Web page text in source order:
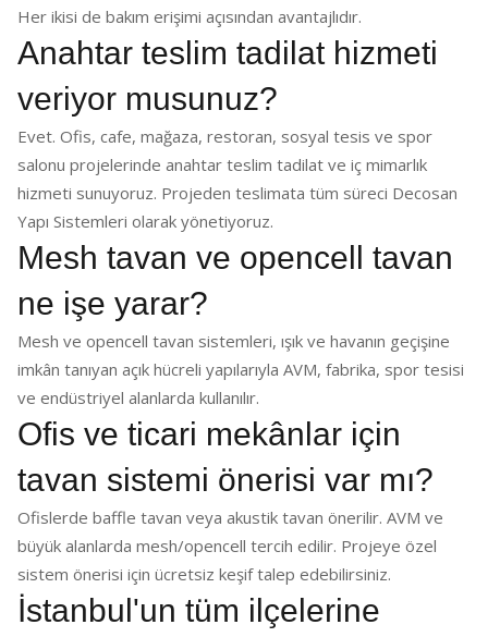
Her ikisi de bakım erişimi açısından avantajlıdır.
Anahtar teslim tadilat hizmeti
veriyor musunuz?
Evet. Ofis, cafe, mağaza, restoran, sosyal tesis ve spor
salonu projelerinde anahtar teslim tadilat ve iç mimarlık
hizmeti sunuyoruz. Projeden teslimata tüm süreci Decosan
Yapı Sistemleri olarak yönetiyoruz.
Mesh tavan ve opencell tavan
ne işe yarar?
Mesh ve opencell tavan sistemleri, ışık ve havanın geçişine
imkân tanıyan açık hücreli yapılarıyla AVM, fabrika, spor tesisi
ve endüstriyel alanlarda kullanılır.
Ofis ve ticari mekânlar için
tavan sistemi önerisi var mı?
Ofislerde baffle tavan veya akustik tavan önerilir. AVM ve
büyük alanlarda mesh/opencell tercih edilir. Projeye özel
sistem önerisi için ücretsiz keşif talep edebilirsiniz.
İstanbul'un tüm ilçelerine